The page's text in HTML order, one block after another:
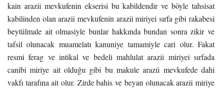
kain arazii mevkufenin ekserisi bu kabildendir ve böyle tahsisat
kabilinden olan arazii mevkufenin arazii miriyei sırfa gibi rakabesi
beytülmale ait olmasiyle bunlar hakkında bundan sonra zikir ve
tafsil olunacak muamelatı kanuniye tamamiyle cari olur. Fakat
resmi ferag ve intikal ve bedeli mahlulat arazii miriyei sırfada
canibi miriye ait olduğu gibi bu makule arazii mevkufede dahi
vakfı tarafına ait olur. Zirde bahis ve beyan olunacak arazii miriye